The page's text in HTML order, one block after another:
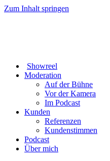
Zum Inhalt springen
Showreel
Moderation
Auf der Bühne
Vor der Kamera
Im Podcast
Kunden
Referenzen
Kundenstimmen
Podcast
Über mich